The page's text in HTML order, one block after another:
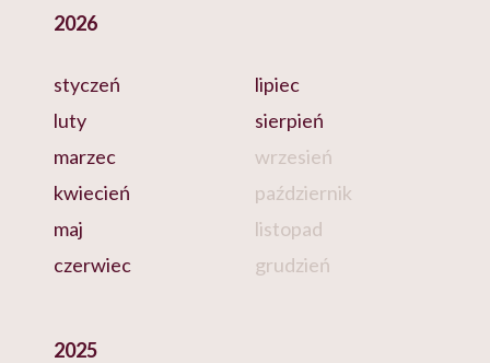
2026
styczeń
luty
marzec
kwiecień
maj
czerwiec
lipiec
sierpień
wrzesień
październik
listopad
grudzień
2025